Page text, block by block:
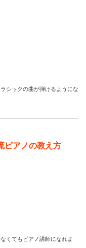
シックの曲が弾けるようにな
ピアノの教え方
くてもピアノ講師になれま